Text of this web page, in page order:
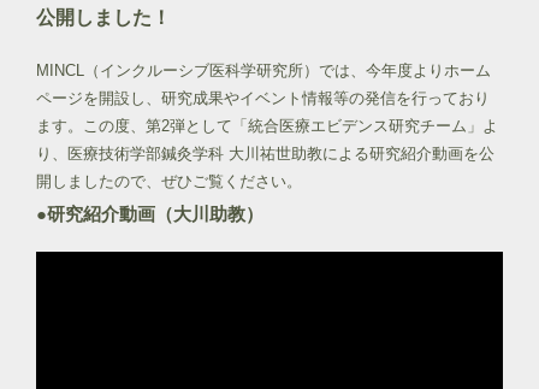
公開しました！
MINCL（インクルーシブ医科学研究所）では、今年度よりホーム
ページを開設し、研究成果やイベント情報等の発信を行っており
ます。この度、第2弾として「統合医療エビデンス研究チーム」よ
り、医療技術学部鍼灸学科 大川祐世助教による研究紹介動画を公
開しましたので、ぜひご覧ください。
●研究紹介動画（大川助教）